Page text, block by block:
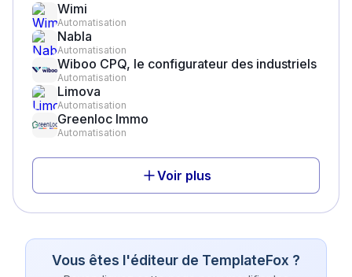
Wimi
Automatisation
Nabla
Automatisation
Wiboo CPQ, le configurateur des industriels
Automatisation
Limova
Automatisation
Greenloc Immo
Automatisation
Voir plus
Vous êtes l'éditeur de TemplateFox ?